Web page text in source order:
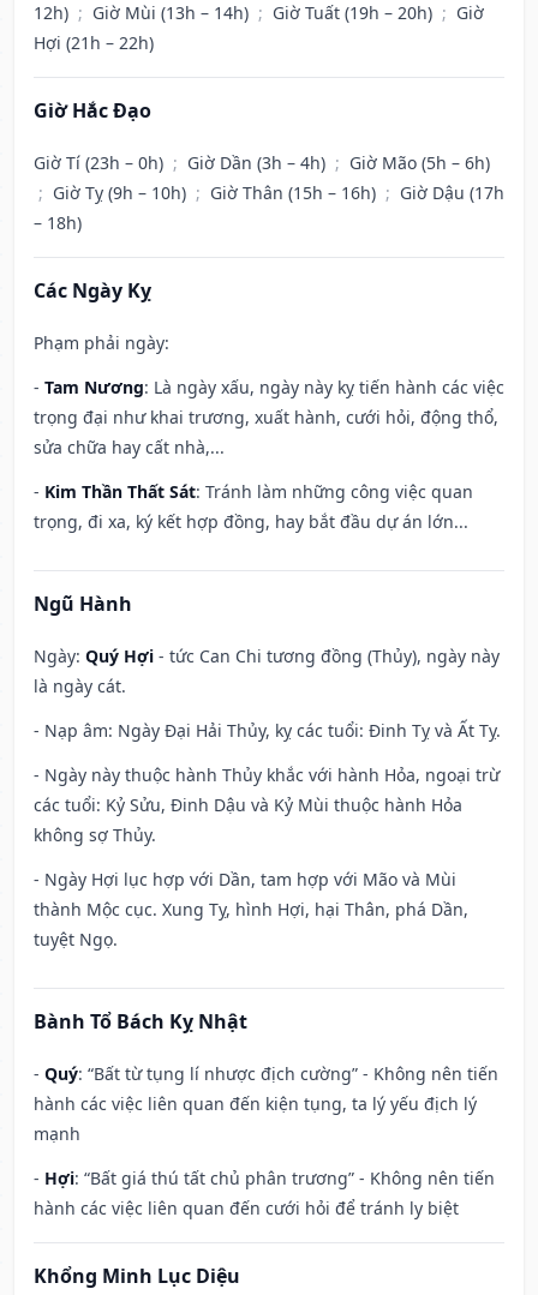
12h) ; Giờ Mùi (13h – 14h) ; Giờ Tuất (19h – 20h) ; Giờ
Hợi (21h – 22h)
Giờ Hắc Đạo
Giờ Tí (23h – 0h) ; Giờ Dần (3h – 4h) ; Giờ Mão (5h – 6h)
; Giờ Tỵ (9h – 10h) ; Giờ Thân (15h – 16h) ; Giờ Dậu (17h
– 18h)
Các Ngày Kỵ
Phạm phải ngày:
- Tam Nương: Là ngày xấu, ngày này kỵ tiến hành các việc
trọng đại như khai trương, xuất hành, cưới hỏi, động thổ,
sửa chữa hay cất nhà,...
- Kim Thần Thất Sát: Tránh làm những công việc quan
trọng, đi xa, ký kết hợp đồng, hay bắt đầu dự án lớn...
Ngũ Hành
Ngày: Quý Hợi - tức Can Chi tương đồng (Thủy), ngày này
là ngày cát.
- Nạp âm: Ngày Đại Hải Thủy, kỵ các tuổi: Đinh Tỵ và Ất Tỵ.
- Ngày này thuộc hành Thủy khắc với hành Hỏa, ngoại trừ
các tuổi: Kỷ Sửu, Đinh Dậu và Kỷ Mùi thuộc hành Hỏa
không sợ Thủy.
- Ngày Hợi lục hợp với Dần, tam hợp với Mão và Mùi
thành Mộc cục. Xung Tỵ, hình Hợi, hại Thân, phá Dần,
tuyệt Ngọ.
Bành Tổ Bách Kỵ Nhật
- Quý: “Bất từ tụng lí nhược địch cường” - Không nên tiến
hành các việc liên quan đến kiện tụng, ta lý yếu địch lý
mạnh
- Hợi: “Bất giá thú tất chủ phân trương” - Không nên tiến
hành các việc liên quan đến cưới hỏi để tránh ly biệt
Khổng Minh Lục Diệu